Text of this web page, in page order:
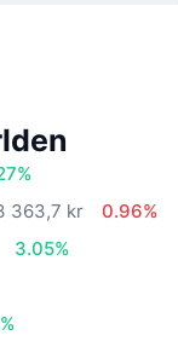
363,7 kr
0.96%
3.05%